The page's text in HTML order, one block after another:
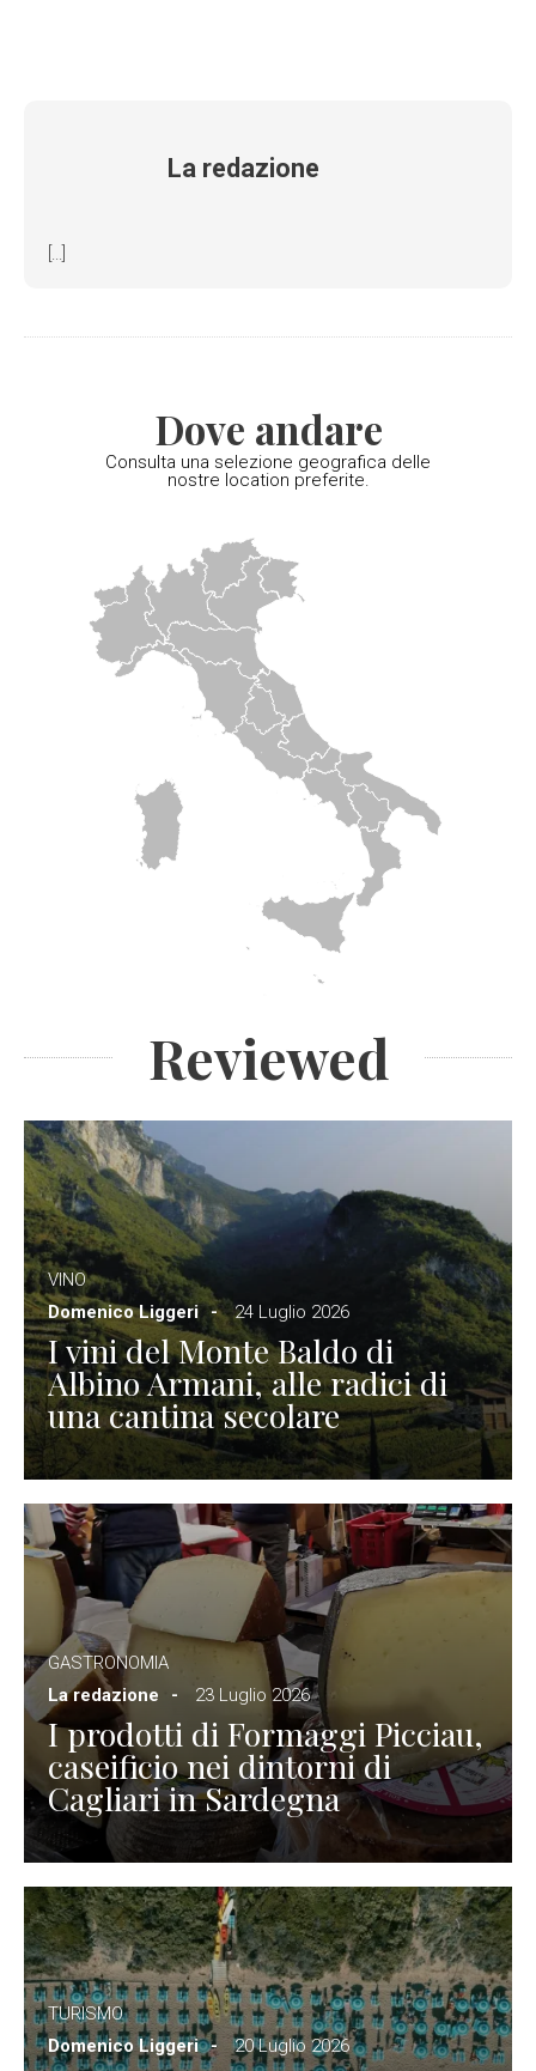
La redazione
[...]
Dove andare
Consulta una selezione geografica delle
nostre location preferite.
Reviewed
VINO
Domenico Liggeri
24 Luglio 2026
I vini del Monte Baldo di
Albino Armani, alle radici di
una cantina secolare
GASTRONOMIA
La redazione
23 Luglio 2026
I prodotti di Formaggi Picciau,
caseificio nei dintorni di
Cagliari in Sardegna
TURISMO
Domenico Liggeri
20 Luglio 2026